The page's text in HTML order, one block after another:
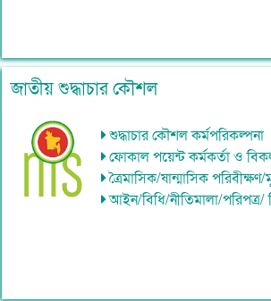
জাতীয় শুদ্ধাচার কৌশল
শুদ্ধাচার কৌশল কর্মপরিকল্পনা
ফোকাল পয়েন্ট কর্মকর্তা ও
ত্রৈমাসিক/ষান্মাসিক
আইন/বিধি/নীতিমালা/পরিপত্র/